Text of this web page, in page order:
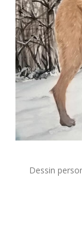
Dessin